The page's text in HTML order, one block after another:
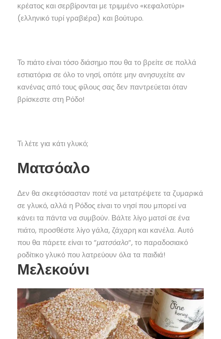
κρέατος και σερβίρονται με τριμμένο «κεφαλοτύρι»
(ελληνικό τυρί γραβιέρα) και βούτυρο.
Το πιάτο είναι τόσο διάσημο που θα το βρείτε σε πολλά
εστιατόρια σε όλο το νησί, οπότε μην ανησυχείτε αν
κανένας από τους φίλους σας δεν παντρεύεται όταν
βρίσκεστε στη Ρόδο!
Τι λέτε για κάτι γλυκό;
Ματσόαλο
Δεν θα σκεφτόσασταν ποτέ να μετατρέψετε τα ζυμαρικά
σε γλυκό, αλλά η Ρόδος είναι το νησί που μπορεί να
κάνει τα πάντα να συμβούν. Βάλτε λίγο ματσί σε ένα
πιάτο, προσθέστε λίγο γάλα, ζάχαρη και κανέλα. Αυτό
που θα πάρετε είναι το “ματσόαλο“, το παραδοσιακό
ροδίτικο γλυκό που λατρεύουν όλα τα παιδιά!
Μελεκούνι